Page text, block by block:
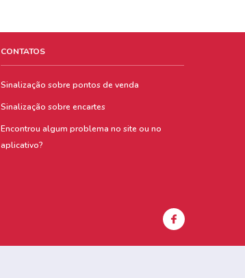
CONTATOS
Sinalização sobre pontos de venda
Sinalização sobre encartes
Encontrou algum problema no site ou no
aplicativo?